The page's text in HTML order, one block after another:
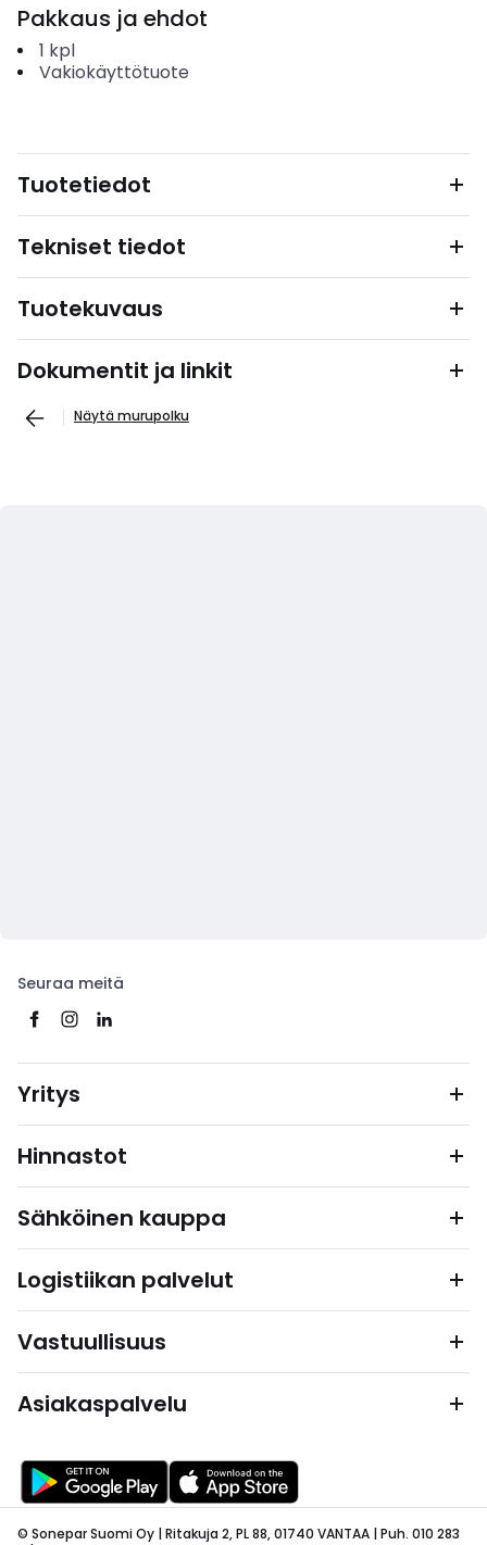
Pakkaus ja ehdot
1 kpl
Vakiokäyttötuote
Tuotetiedot
Tekniset tiedot
Tuotekuvaus
Dokumentit ja linkit
Näytä murupolku
Seuraa meitä
Yritys
Hinnastot
Sähköinen kauppa
Logistiikan palvelut
Vastuullisuus
Asiakaspalvelu
© Sonepar Suomi Oy | Ritakuja 2, PL 88, 01740 VANTAA | Puh. 010 283